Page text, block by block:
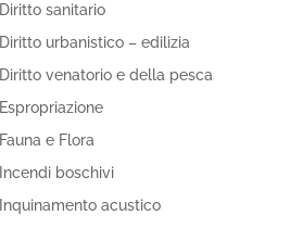
Diritto sanitario
Diritto urbanistico – edilizia
Diritto venatorio e della pesca
Espropriazione
Fauna e Flora
Incendi boschivi
Inquinamento acustico